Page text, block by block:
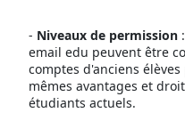
- Niveaux de permission:
email edu peuvent être
comptes d'anciens
mêmes avantages et
étudiants actuels.